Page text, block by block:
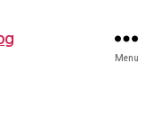
Menu